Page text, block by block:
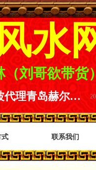
2024-05-10
黄波代理青岛赫尔曼精酿原浆.告别水啤.选择原浆.青岛精酿原浆啤酒哪家好.不喝不知道.一喝就知晓.青岛赫尔曼精酿原浆是你不二选择
水
刘哥欲带货
式 联系我们